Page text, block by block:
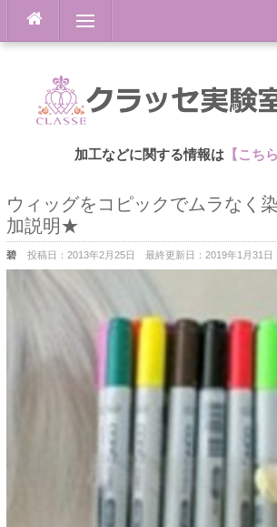
content
Menu
加工などに関する情報は【こちら
ウィッグをコピックでムラなく
加説明★
碧 投稿日： 2013年2月25日 最終更新日： 2019年1月31日